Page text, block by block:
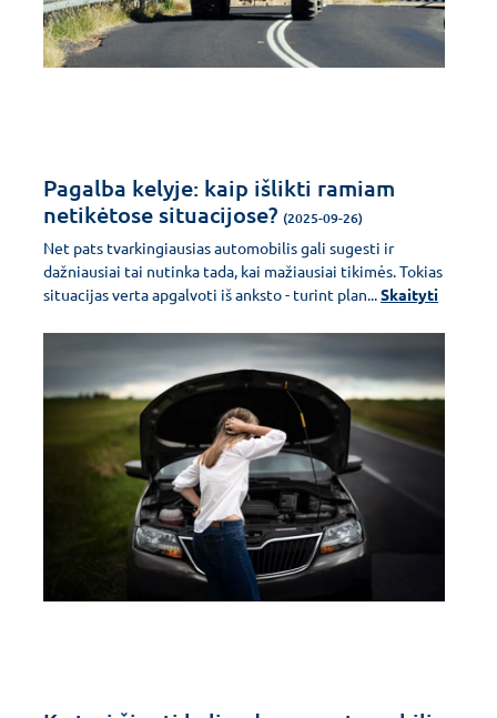
Pagalba kelyje: kaip išlikti ramiam
netikėtose situacijose? (2025-09-26)
Net pats tvarkingiausias automobilis gali sugesti ir
dažniausiai tai nutinka tada, kai mažiausiai tikimės. Tokias
situacijas verta apgalvoti iš anksto - turint plan...Skaityti